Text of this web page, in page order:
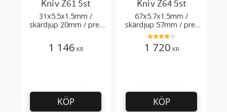
Kniv Z61 5st
31x5.5x1.5mm /
skärdjup 20mm / pre-
vinkel 5° 81.5°
1 146 KR
KÖP
Kniv Z64 5st
67x5.7x1.5mm /
skärdjup 57mm / pre-
cut 3.5+0.03xTm /
skärvinkel 88° 60°
1 720 KR
KÖP